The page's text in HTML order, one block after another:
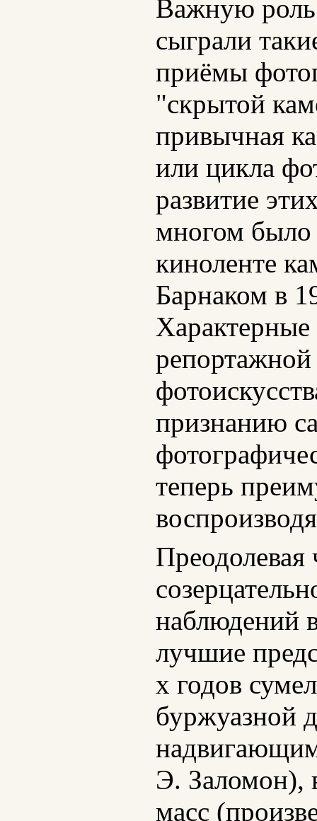
Важную роль
сыграли
приёмы
"скрытой
привычная
или цикла
развитие
многом было
киноленте
Барнаком в
признанию
теперь
наблюдений
лучшие
х годов
буржуазной
Э. Заломон),
масс